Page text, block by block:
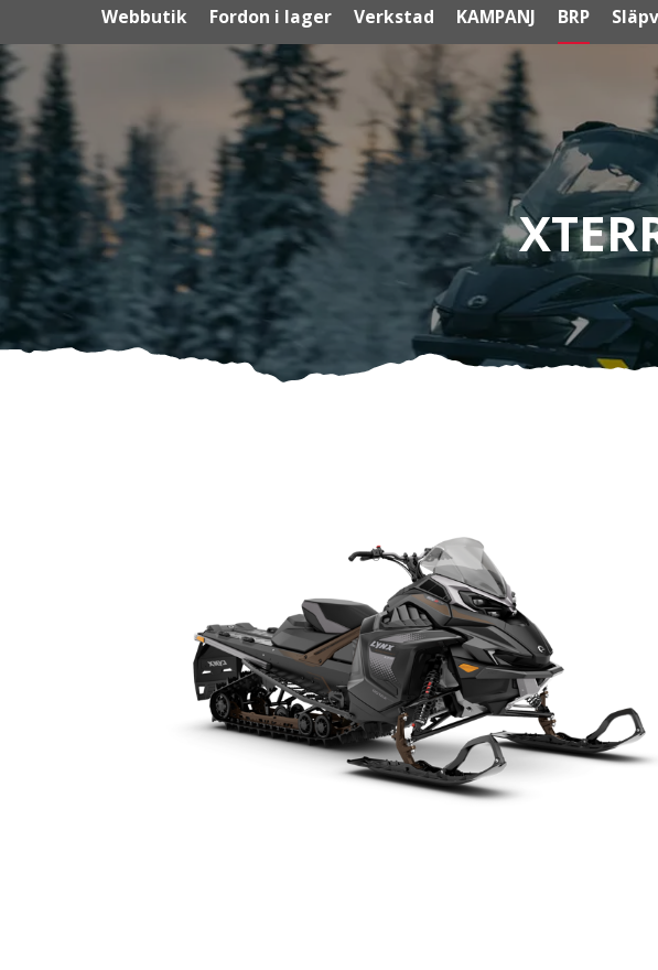
Webbutik Fordon i lager Verkstad KAMPANJ BRP